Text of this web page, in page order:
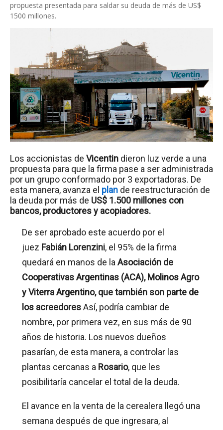
propuesta presentada para saldar su deuda de más de US$
1500 millones.
Los accionistas de Vicentin dieron luz verde a una
propuesta para que la firma pase a ser administrada
por un grupo conformado por 3 exportadoras. De
esta manera, avanza el plan de reestructuración de
la deuda por más de US$ 1.500 millones con
bancos, productores y acopiadores.
De ser aprobado este acuerdo por el
juez Fabián Lorenzini, el 95% de la firma
quedará en manos de laAsociación de
Cooperativas Argentinas (ACA), Molinos Agro
y Viterra Argentino, que también son parte de
los acreedoresAsí, podría cambiar de
nombre, por primera vez, en sus más de 90
años de historia. Los nuevos dueños
pasarían, de esta manera, a controlar las
plantas cercanas a Rosario, que les
posibilitaría cancelar el total de la deuda.
El avance en la venta de la cerealera llegó una
semana después de que ingresara, al